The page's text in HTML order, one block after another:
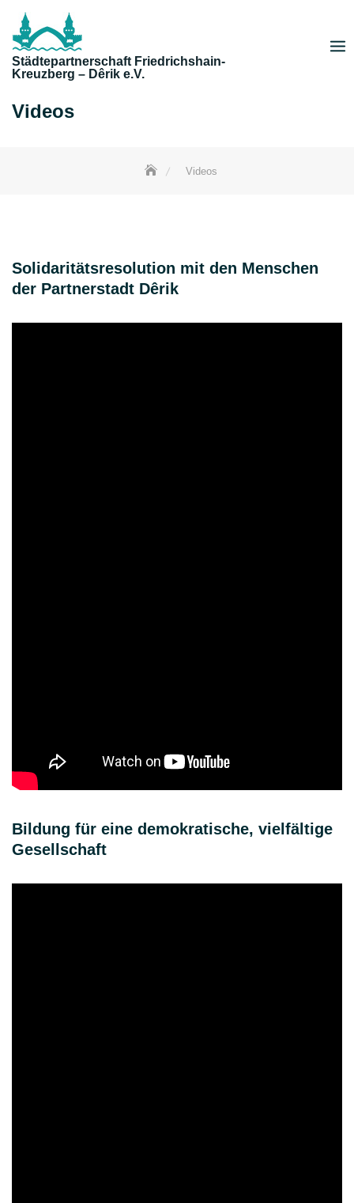
content
Städtepartnerschaft Friedrichshain-
Kreuzberg – Dêrik e.V.
Videos
Videos
Solidaritätsresolution mit den Menschen
der Partnerstadt Dêrik
Bildung für eine demokratische, vielfältige
Gesellschaft